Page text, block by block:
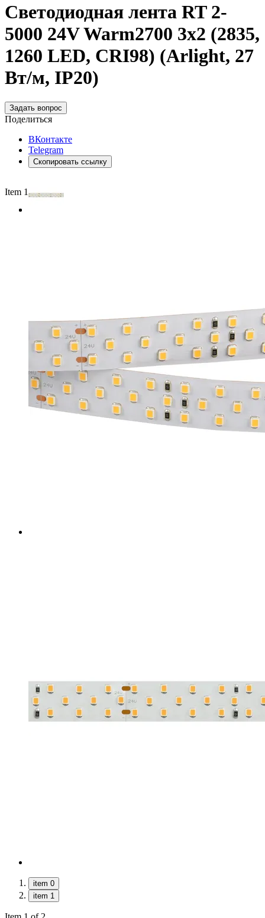
Светодиодная лента RT 2-
5000 24V Warm2700 3x2 (2835,
1260 LED, CRI98) (Arlight, 27
Вт/м, IP20)
Задать вопрос
Поделиться
ВКонтакте
Telegram
Скопировать ссылку
Item 1 of 2
item 0
item 1